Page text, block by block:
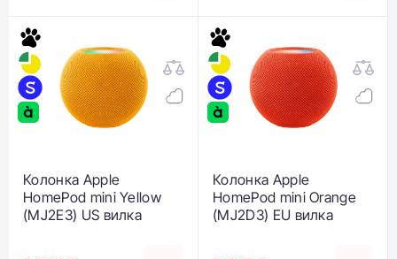
Колонка Apple
HomePod mini Yellow
(MJ2E3) US вилка
Колонка Apple
HomePod mini Orange
(MJ2D3) EU вилка